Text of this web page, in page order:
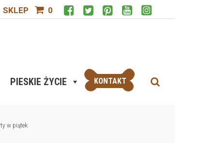
SKLEP 0
PIESKIE ŻYCIE KONTAKT
w piątek